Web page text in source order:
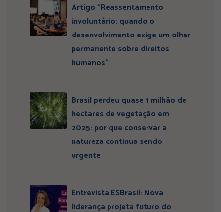
Artigo “Reassentamento
involuntário: quando o
desenvolvimento exige um olhar
permanente sobre direitos
humanos”
Brasil perdeu quase 1 milhão de
hectares de vegetação em
2025: por que conservar a
natureza continua sendo
urgente
Entrevista ESBrasil: Nova
liderança projeta futuro do